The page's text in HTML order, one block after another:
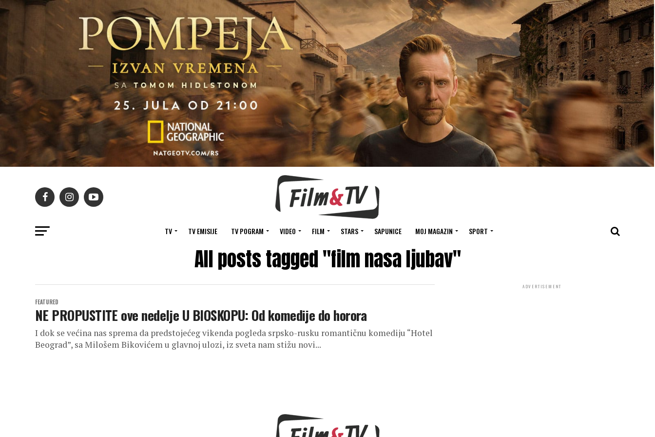
TV TV EMISIJE TV POGRAM VIDEO FILM STARS SAPUNICE MOJ MAGAZIN SPORT
All posts tagged "film nasa ljubav"
FEATURED
NE PROPUSTITE ove nedelje U BIOSKOPU: Od komedije do horora
I dok se većina nas sprema da predstojećeg vikenda pogleda srpsko-rusku romantičnu komediju “Hotel
Beograd”, sa Milošem Bikovićem u glavnoj ulozi, iz sveta nam stižu novi...
ADVERTISEMENT